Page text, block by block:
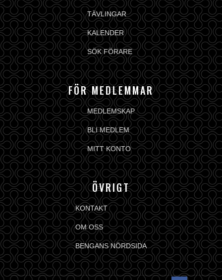
TÄVLINGAR
KALENDER
SÖK FÖRARE
FÖR MEDLEMMAR
MEDLEMSKAP
BLI MEDLEM
MITT KONTO
ÖVRIGT
KONTAKT
OM OSS
BENGANS NÖRDSIDA